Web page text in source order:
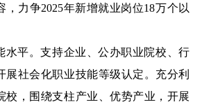
，力争2025年新增就业岗位18万个以
水平。支持企业、公办职业院校、行
展社会化职业技能等级认定。充分利
校，围绕支柱产业、优势产业，开展